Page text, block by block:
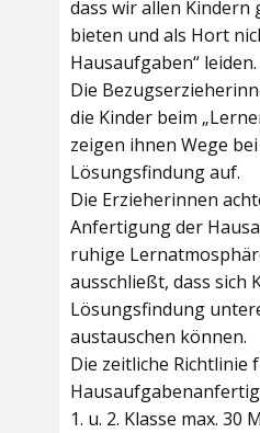
dass wir allen Kindern
bieten und als Hort
Hausaufgaben“ leiden.
Die
die Kinder beim
zeigen ihnen Wege
Lösungsfindung auf.
Die Erzieherinnen
Anfertigung der
ruhige
ausschließt, dass sich
Lösungsfindung
austauschen können.
Die zeitliche Richtlinie
1. u. 2. Klasse max.